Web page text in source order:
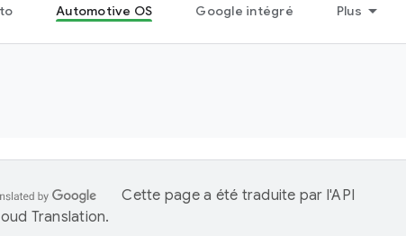
Automotive OS Google intégré Plus
Cette page a été traduite par l'API
Translation.